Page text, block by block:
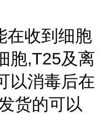
在收到细胞
胞,T25及离
以消毒后在
货的可以